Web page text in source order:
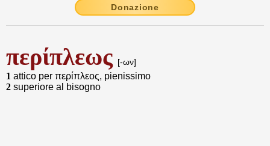
Donazione
περίπλεως [-ων]
1 attico per περίπλεος, pienissimo
2 superiore al bisogno